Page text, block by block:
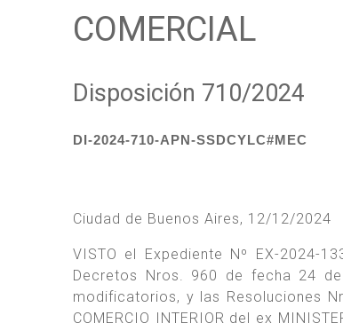
COMERCIAL
Disposición 710/2024
DI-2024-710-APN-SSDCYLC#MEC
Ciudad de Buenos Aires, 12/12/2024
VISTO el Expediente Nº EX-2024-
Decretos Nros. 960 de fecha 24
modificatorios, y las Resoluciones
COMERCIO INTERIOR del ex